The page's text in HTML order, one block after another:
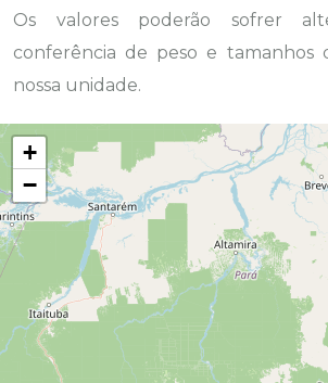
Os valores poderão sofrer
conferência de peso e tamanhos
nossa unidade.
+
−